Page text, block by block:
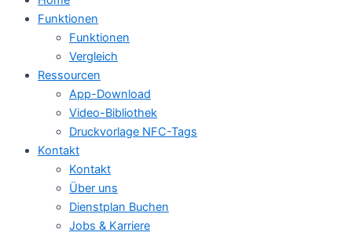
Funktionen
Funktionen
Vergleich
Ressourcen
App-Download
Video-Bibliothek
Druckvorlage NFC-Tags
Kontakt
Kontakt
Über uns
Dienstplan Buchen
Jobs & Karriere